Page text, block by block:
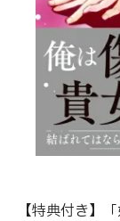
【特典付き】